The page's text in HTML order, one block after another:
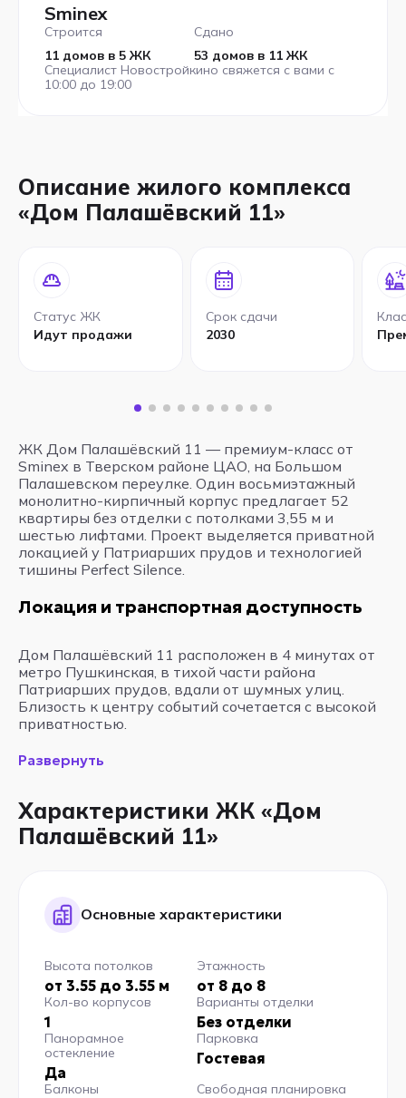
Sminex
Строится
11 домов в 5 ЖК
Сдано
53 домов в 11 ЖК
Специалист Новостройкино свяжется с вами с
10:00 до 19:00
Описание жилого комплекса
«Дом Палашёвский 11»
Статус ЖК
Идут продажи
Срок сдачи
2030
ЖК Дом Палашёвский 11 — премиум-класс от
Sminex в Тверском районе ЦАО, на Большом
Палашевском переулке. Один восьмиэтажный
монолитно-кирпичный корпус предлагает 52
квартиры без отделки с потолками 3,55 м и
шестью лифтами. Проект выделяется приватной
локацией у Патриарших прудов и технологией
тишины Perfect Silence.
Локация и транспортная доступность
Дом Палашёвский 11 расположен в 4 минутах от
метро Пушкинская, в тихой части района
Патриарших прудов, вдали от шумных улиц.
Близость к центру событий сочетается с высокой
приватностью.
Развернуть
Характеристики ЖК «Дом
Палашёвский 11»
Основные характеристики
Высота потолков
от 3.55 до 3.55 м
Этажность
от 8 до 8
Кол-во корпусов
1
Варианты отделки
Без отделки
Панорамное
остекление
Да
Парковка
Гостевая
Балконы Свободная планировка